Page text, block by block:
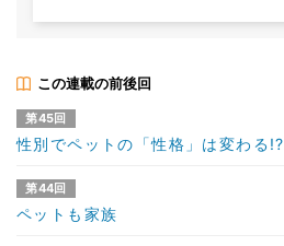
この連載の前後回
第45回
性別でペットの「性格」は変わる!?
第44回
ペットも家族